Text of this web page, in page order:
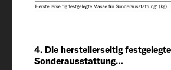
4. Die herstellerseitig
Sonderausstattung…